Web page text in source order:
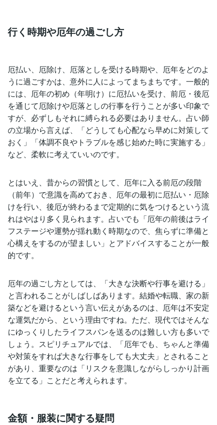
行く時期や厄年の過ごし方
厄払い、厄除け、厄落としを受ける時期や、厄年をどのよ
うに過ごすかは、意外に人によってまちまちです。一般的
には、厄年の初め（年明け）に厄払いを受け、前厄・後厄
を通じて厄除けや厄落としの行事を行うことが多い印象で
すが、必ずしもそれに縛られる必要はありません。占い師
の立場から言えば、「どうしても心配なら早めに対策して
おく」「体調不良やトラブルを感じ始めた時に実施する」
など、柔軟に考えていいのです。
とはいえ、昔からの習慣として、厄年に入る前厄の段階
（前年）で意識を高めておき、厄年の最初に厄払い・厄除
けを行い、後厄が終わるまで定期的に気をつけるという流
れはやはり多く見られます。占いでも「厄年の前後はライ
フステージや運勢が揺れ動く時期なので、焦らずに準備と
心構えをするのが望ましい」とアドバイスすることが一般
的です。
厄年の過ごし方としては、「大きな決断や行事を避ける」
と言われることがしばしばあります。結婚や転職、家の新
築などを避けるという言い伝えがあるのは、厄年は不安定
な運気だから、という理由ですね。ただ、現代ではそんな
にゆっくりしたライフスパンを送るのは難しい方も多いで
しょう。スピリチュアルでは、「厄年でも、ちゃんと準備
や対策をすれば大きな行事をしても大丈夫」とされること
があり、重要なのは「リスクを意識しながらしっかり計画
を立てる」ことだと考えられます。
金額・服装に関する疑問